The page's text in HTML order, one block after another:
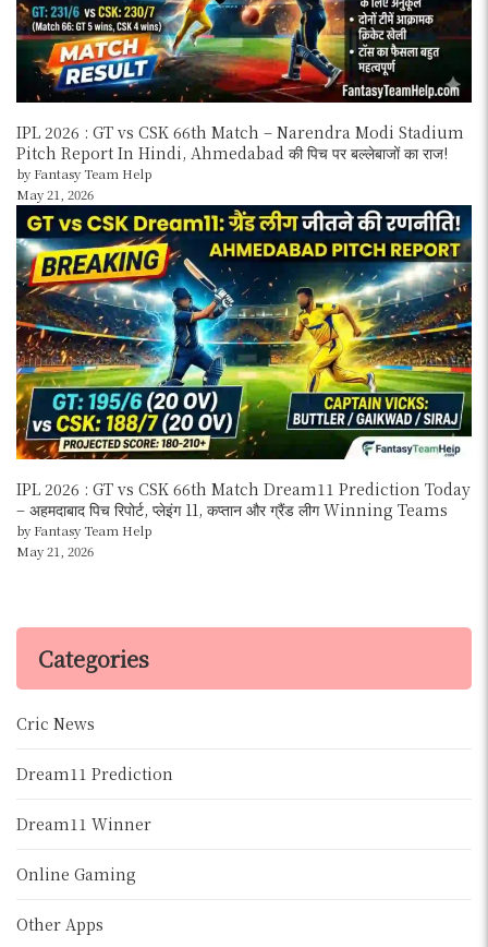
IPL 2026 : GT vs CSK 66th Match – Narendra Modi Stadium
Pitch Report In Hindi, Ahmedabad की पिच पर बल्लेबाजों का राज!
by Fantasy Team Help
May 21, 2026
IPL 2026 : GT vs CSK 66th Match Dream11 Prediction Today
– अहमदाबाद पिच रिपोर्ट, प्लेइंग 11, कप्तान और ग्रैंड लीग Winning Teams
by Fantasy Team Help
May 21, 2026
Categories
Cric News
Dream11 Prediction
Dream11 Winner
Online Gaming
Other Apps